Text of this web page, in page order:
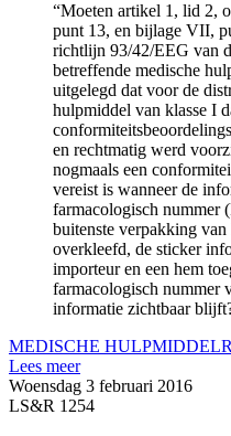
“Moeten artikel 1, lid 2,
punt 13, en bijlage VII,
richtlijn 93/42/EEG van
betreffende medische
uitgelegd dat voor de
hulpmiddel van klasse I
en rechtmatig werd
nogmaals een
vereist is wanneer de
farmacologisch nummer
buitenste verpakking
overkleefd, de sticker
importeur en een hem
farmacologisch nummer
informatie zichtbaar
MEDISCHE HULPMIDDEL
Lees meer
Woensdag 3 februari 2016
LS&R 1254